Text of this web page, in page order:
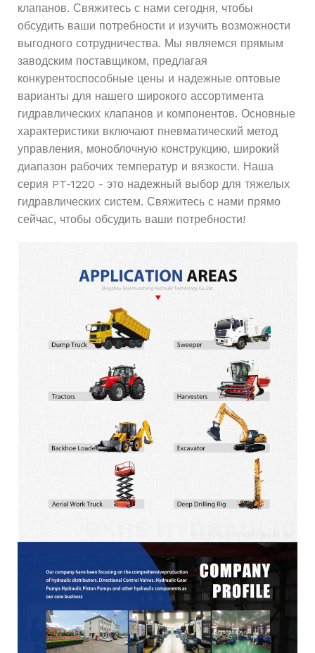
клапанов. Свяжитесь с нами сегодня, чтобы
обсудить ваши потребности и изучить возможности
выгодного сотрудничества. Мы являемся прямым
заводским поставщиком, предлагая
конкурентоспособные цены и надежные оптовые
варианты для нашего широкого ассортимента
гидравлических клапанов и компонентов. Основные
характеристики включают пневматический метод
управления, моноблочную конструкцию, широкий
диапазон рабочих температур и вязкости. Наша
серия PT-1220 - это надежный выбор для тяжелых
гидравлических систем. Свяжитесь с нами прямо
сейчас, чтобы обсудить ваши потребности!